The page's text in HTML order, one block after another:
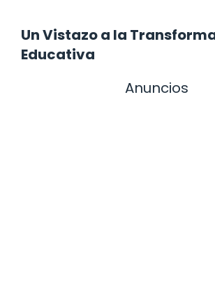
Un Vistazo a la
Educativa
Anuncios